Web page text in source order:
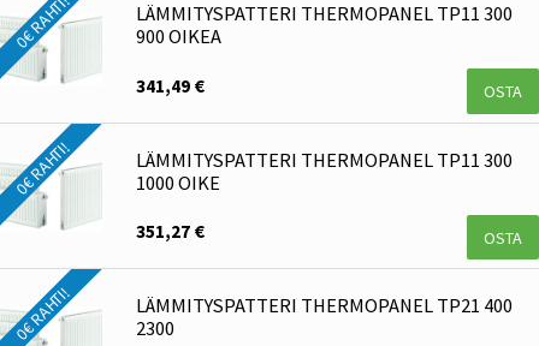
0€ RAHTI!
LÄMMITYSPATTERI THERMOPANEL TP11 300
900 OIKEA
341,49 € OSTA
0€ RAHTI!
LÄMMITYSPATTERI THERMOPANEL TP11 300
1000 OIKE
351,27 € OSTA
0€ RAHTI!
LÄMMITYSPATTERI THERMOPANEL TP21 400
2300